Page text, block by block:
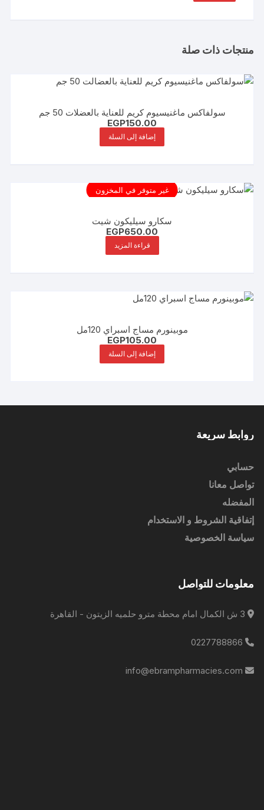
منتجات ذات صلة
سولفاكس ماغنيسيوم كريم للعناية بالعضلات 50 جم
EGP150.00
إضافة إلى السلة
غير متوفر في المخزون
سكارو سيليكون شيت
EGP650.00
قراءة المزيد
موبينورم مساج اسبراي 120مل
EGP105.00
إضافة إلى السلة
روابط سريعة
حسابي
تواصل معانا
المفضله
إتفاقية الشروط و الاستخدام
سياسة الخصوصية
معلومات للتواصل